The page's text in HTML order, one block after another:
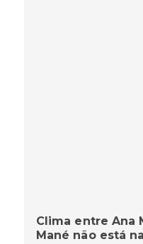
Clima entre Ana
Mané não está